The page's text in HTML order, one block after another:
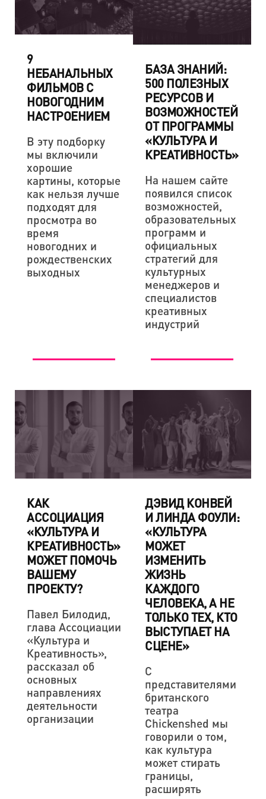
9
НЕБАНАЛЬНЫХ
ФИЛЬМОВ С
НОВОГОДНИМ
НАСТРОЕНИЕМ
В эту подборку
мы включили
хорошие
картины, которые
как нельзя лучше
подходят для
просмотра во
время
новогодних и
рождественских
выходных
БАЗА ЗНАНИЙ:
500 ПОЛЕЗНЫХ
РЕСУРСОВ И
ВОЗМОЖНОСТЕЙ
ОТ ПРОГРАММЫ
«КУЛЬТУРА И
КРЕАТИВНОСТЬ»
На нашем сайте
появился список
возможностей,
образовательных
программ и
официальных
стратегий для
культурных
менеджеров и
специалистов
креативных
индустрий
КАК
АССОЦИАЦИЯ
«КУЛЬТУРА И
КРЕАТИВНОСТЬ»
МОЖЕТ ПОМОЧЬ
ВАШЕМУ
ПРОЕКТУ?
Павел Билодид,
глава Ассоциации
«Культура и
Креативность»,
рассказал об
основных
направлениях
деятельности
организации
ДЭВИД КОНВЕЙ
И ЛИНДА ФОУЛИ:
«КУЛЬТУРА
МОЖЕТ
ИЗМЕНИТЬ
ЖИЗНЬ
КАЖДОГО
ЧЕЛОВЕКА, А НЕ
ТОЛЬКО ТЕХ, КТО
ВЫСТУПАЕТ НА
СЦЕНЕ»
С
представителями
британского
театра
Chiсkenshed мы
говорили о том,
как культура
может стирать
границы,
расширять